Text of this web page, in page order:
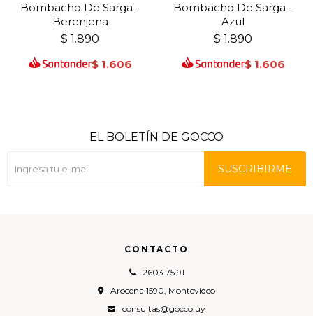
Bombacho De Sarga -
Berenjena
$ 1.890
$ 1.606
Bombacho De Sarga -
Azul
$ 1.890
$ 1.606
CONTACTO
2603 75 91
Arocena 1590, Montevideo
consultas@gocco.uy
EL BOLETÍN DE GOCCO
SUSCRIBIRME